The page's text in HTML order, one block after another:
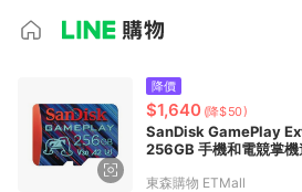
降價
$1,640 (降$50)
SanDisk GamePlay
256GB 手機和電競掌
東森購物 ETMall